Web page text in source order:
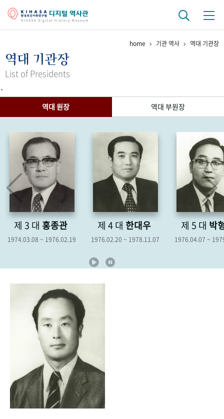
걸어온 길 기관 변천사
연구 역사
정책과 연구 키워드로 보는 연구 역사
연구자들
기록물 아카이브
사진 아카이브 문서 기록물 행정박물 영상 기록물
50+1주년 기념
성과 50선 숫자로 보는 50년 50 +1주년 광장
세계와 함께 한 KIHASA
home 기관 역사 역대 기관장
역대 기관장
List of Presidents
`
역대 원장
역대 부원장
3 대홍종관
~ 1976.02.19
제 4 대한대우
1976.02.20 ~ 1978.11.07
제 5 대박형종
1976.04.07 ~ 1979.04.06